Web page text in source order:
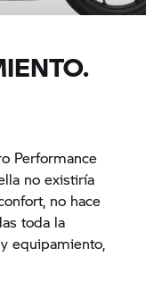
Performance
no existiría
no hace
toda la
equipamiento,